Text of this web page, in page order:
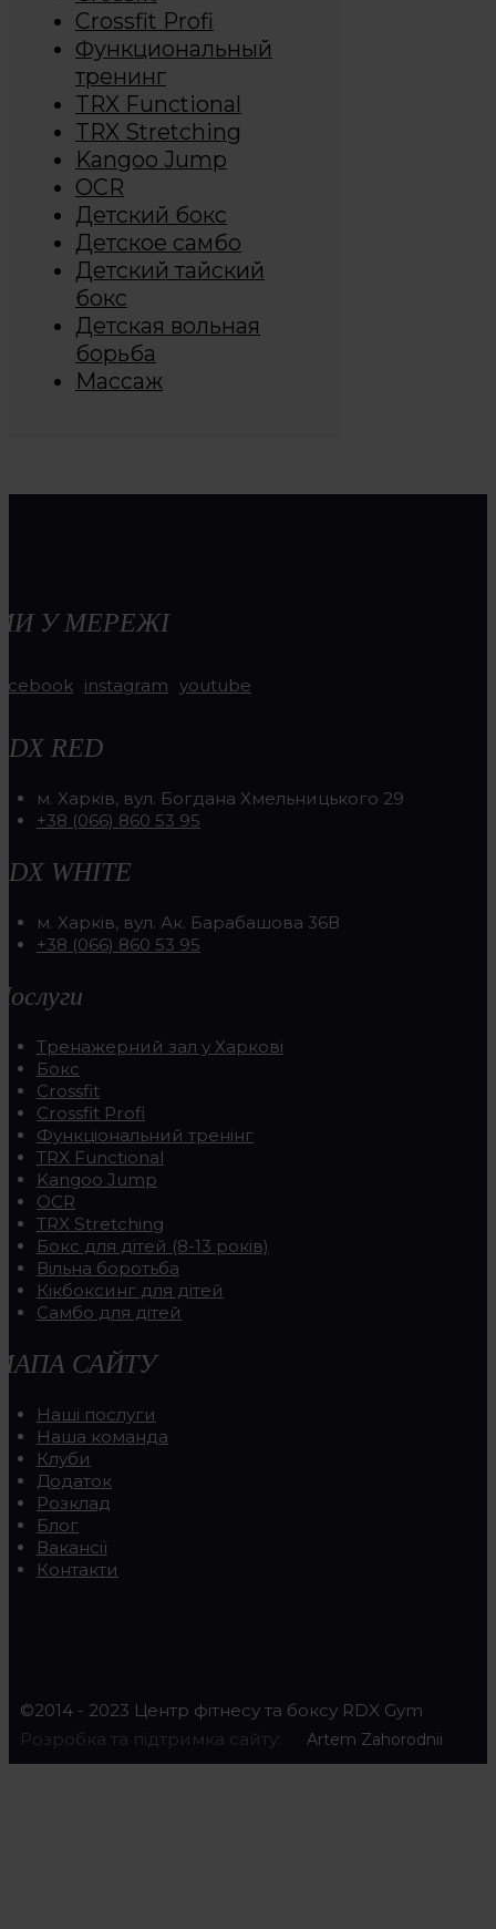
Crossfit Profi
Функциональный
тренинг
TRX Functional
TRX Stretching
Kangoo Jump
OCR
Детский бокс
Детское самбо
Детский тайский
бокс
Детская вольная
борьба
Массаж
У МЕРЕЖІ
instagram youtube
RED
м. Харків, вул. Богдана Хмельницького 29
+38 (066) 860 53 95
WHITE
м. Харків, вул. Ак. Барабашова 36В
+38 (066) 860 53 95
Тренажерний зал у Харкові
Бокс
Crossfit
Crossfit Profi
Функціональний тренінг
TRX Functional
Kangoo Jump
OCR
TRX Stretching
Бокс для дітей (8-13 років)
Вільна боротьба
Кікбоксинг для дітей
Самбо для дітей
САЙТУ
Наші послуги
Наша команда
Клуби
Додаток
Розклад
Блог
Вакансії
Контакти
©2014 - 2023 Центр фітнесу та боксу RDX Gym
Розробка та підтримка сайту:
Artem Zahorodnii